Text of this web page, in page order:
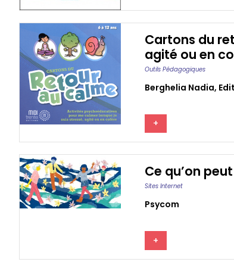
Cartons du
agité ou en
Outils Pédagogiques
Berghelia Nadia,
+
Ce qu’on
Sites Internet
Psycom
+